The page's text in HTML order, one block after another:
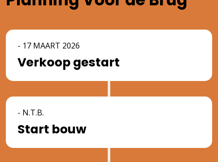
- 17 MAART 2026
Verkoop gestart
- N.T.B.
Start bouw